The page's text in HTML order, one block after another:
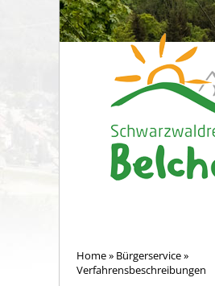
Home» Bürgerservice»
Verfahrensbeschreibungen